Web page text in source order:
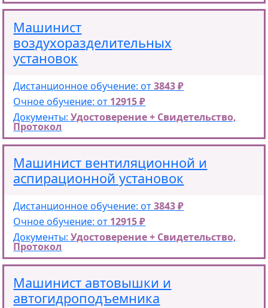
Машинист
воздухоразделительных
установок
Дистанционное обучение: от3843 ₽
Очное обучение: от 12915 ₽
Документы:Удостоверение + Свидетельство,
Протокол
Машинист вентиляционной и
аспирационной установок
Дистанционное обучение: от3843 ₽
Очное обучение: от 12915 ₽
Документы:Удостоверение + Свидетельство,
Протокол
Машинист автовышки и
автогидроподъемника